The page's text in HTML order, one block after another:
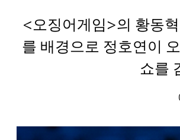
<오징어게임>의 황동
를 배경으로 정호연이
쇼를